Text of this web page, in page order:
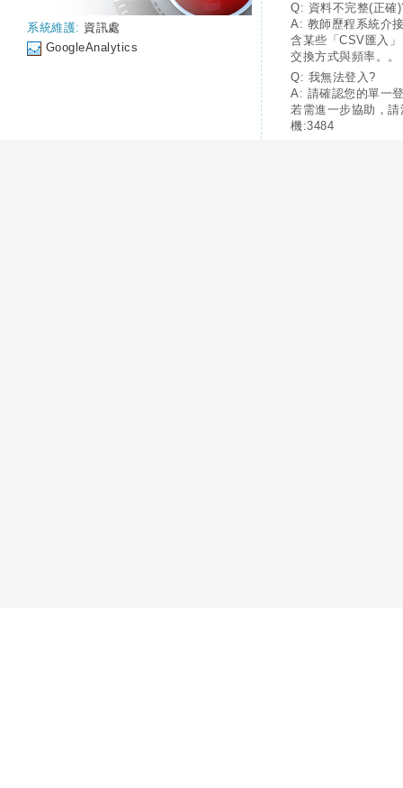
系統維護: 資訊處
GoogleAnalytics
Q: 資料不完整(正確
A: 教師歷程系統介
含某些「CSV匯入
交換方式與頻率。。
Q: 我無法登入?
A: 請確認您的單一
若需進一步協助，
機:3484